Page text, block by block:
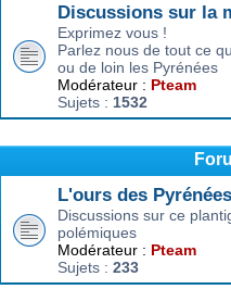
Discussions sur la
Exprimez vous !
Parlez nous de tout ce
ou de loin les Pyrénées
Modérateur : Pteam
Sujets : 1532
L'ours des Pyrénées
Discussions sur ce
polémiques
Modérateur : Pteam
Sujets : 233